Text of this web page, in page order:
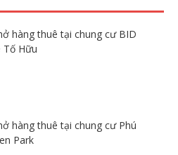
hàng thuê tại chung cư BID
Tố Hữu
hàng thuê tại chung cư Phú
Park